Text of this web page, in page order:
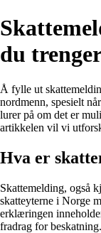
du
Å fylle ut
nordmenn, spesielt
lurer på om det er
artikkelen vil vi
Hva er
Skattemelding, også
skatteyterne i Norge
erklæringen
fradrag for beskatning.